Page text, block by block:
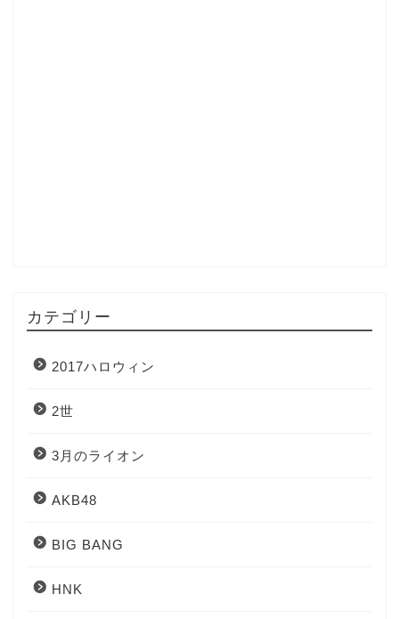
カテゴリー
2017ハロウィン
2世
3月のライオン
AKB48
BIG BANG
HNK